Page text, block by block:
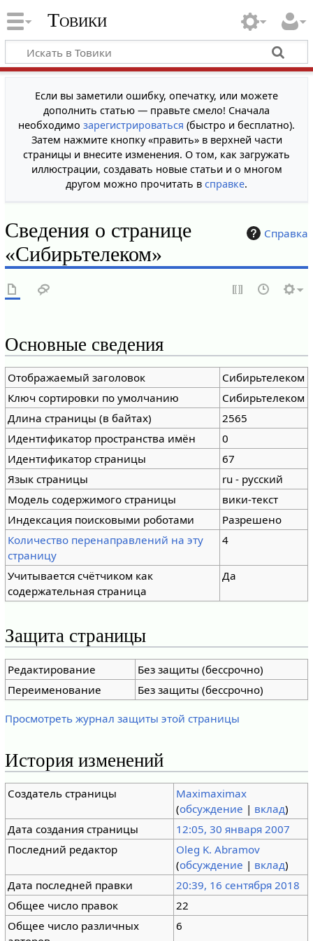
Товики
Если вы заметили ошибку, опечатку, или можете
дополнить статью — правьте смело! Сначала
необходимо зарегистрироваться (быстро и бесплатно).
Затем нажмите кнопку «править» в верхней части
страницы и внесите изменения. О том, как загружать
иллюстрации, создавать новые статьи и о многом
другом можно прочитать в справке.
Справка
Сведения о странице
«Сибирьтелеком»
Основные сведения
Отображаемый заголовок
Сибирьтелеком
Ключ сортировки по умолчанию
Сибирьтелеком
Длина страницы (в байтах)
2565
Идентификатор пространства имён
0
Идентификатор страницы
67
Язык страницы
ru - русский
Модель содержимого страницы
вики-текст
Индексация поисковыми роботами
Разрешено
Количество перенаправлений на эту
страницу
4
Учитывается счётчиком как
содержательная страница
Да
Защита страницы
Редактирование
Без защиты (бессрочно)
Переименование
Без защиты (бессрочно)
Просмотреть журнал защиты этой страницы
История изменений
Создатель страницы
Maximaximax
(обсуждение | вклад)
Дата создания страницы
12:05, 30 января 2007
Последний редактор
Oleg K. Abramov
(обсуждение | вклад)
Дата последней правки
20:39, 16 сентября 2018
Общее число правок
22
Общее число различных
6